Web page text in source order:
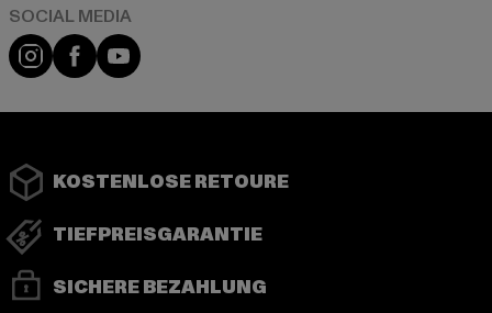
Instagram
FacebookYouTube
KOSTENLOSE RETOURE
TIEFPREISGARANTIE
SICHERE BEZAHLUNG